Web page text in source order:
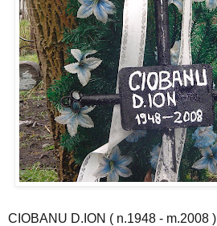
CIOBANU D.ION ( n.1948 - m.2008 )